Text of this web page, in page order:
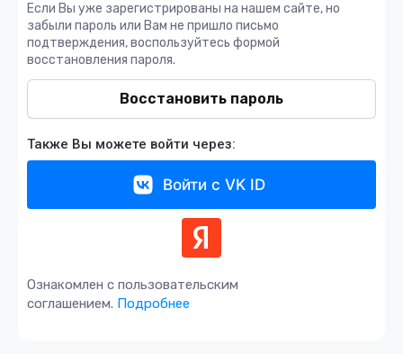
Если Вы уже зарегистрированы на нашем сайте, но
забыли пароль или Вам не пришло письмо
подтверждения, воспользуйтесь формой
восстановления пароля.
Восстановить пароль
Также Вы можете войти через:
Войти с VK ID
Ознакомлен с пользовательским
соглашением. Подробнее